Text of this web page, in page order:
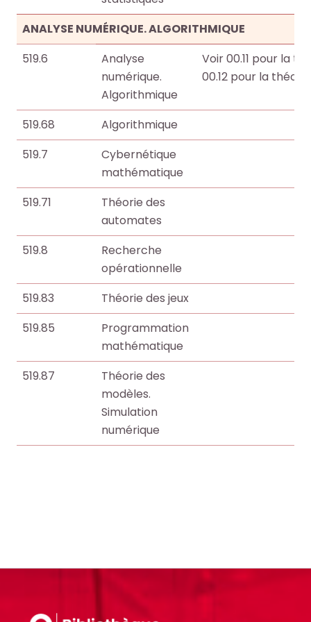
ANALYSE NUMÉRIQUE. ALGORITHMIQUE
519.6
Analyse
numérique.
Algorithmique
Voir 00.11 pour la
00.12 pour la
519.68
Algorithmique
519.7
Cybernétique
mathématique
519.71
Théorie des
automates
519.8
Recherche
opérationnelle
519.83
Théorie des jeux
519.85
Programmation
mathématique
519.87
Théorie des
modèles.
Simulation
numérique